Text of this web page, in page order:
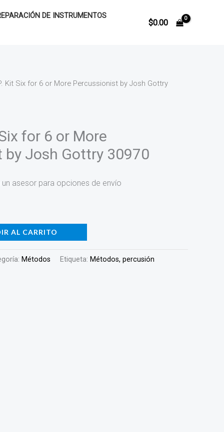
DE INSTRUMENTOS
$0.00
Kit Six for 6 or More Percussionist by Josh Gottry
for 6 or More
by Josh Gottry 30970
un asesor para opciones de envío
AL CARRITO
Métodos Etiqueta: Métodos, percusión